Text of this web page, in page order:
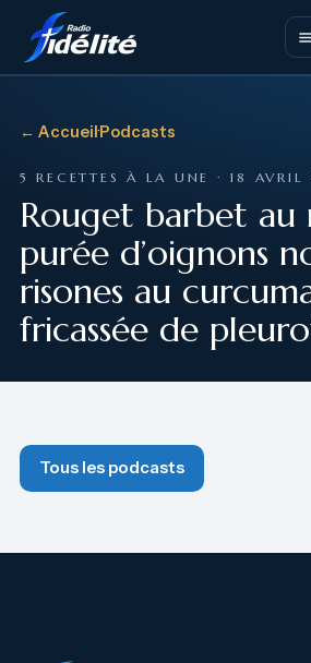
← Accueil·Podcasts
5 RECETTES À LA UNE · 18
Rouget barbet au
purée d’oignons
risones au
fricassée de
Tous les podcasts